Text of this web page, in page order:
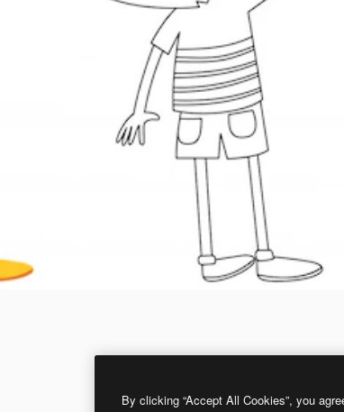
By clicking “Accept All Cookies”, you